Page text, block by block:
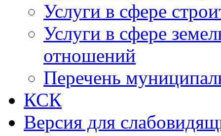
Услуги в сфере
Услуги в сфере
отношений
Перечень
КСК
Версия для